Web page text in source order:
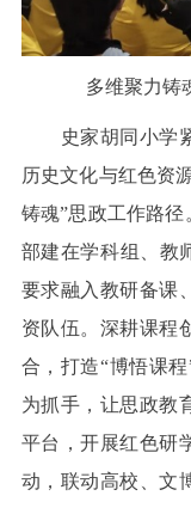
多维聚力铸
史家胡同小学紧
历史文化与红色资
铸魂”思政工作路
部建在学科组、教
要求融入教研备课
资队伍。深耕课程
合，打造“博悟课
为抓手，让思政教
平台，开展红色研
动，联动高校、文